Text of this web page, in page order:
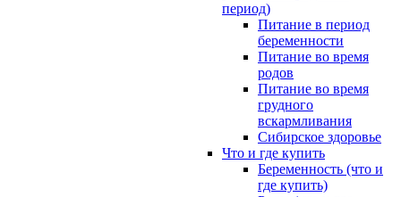
период)
Питание в период
беременности
Питание во время
родов
Питание во время
грудного
вскармливания
Сибирское здоровье
Что и где купить
Беременность (что и
где купить)